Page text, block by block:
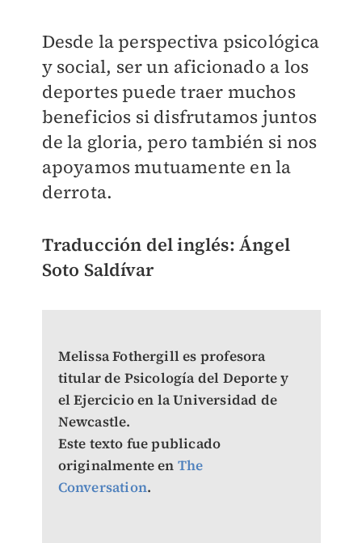
Desde la perspectiva psicológica
y social, ser un aficionado a los
deportes puede traer muchos
beneficios si disfrutamos juntos
de la gloria, pero también si nos
apoyamos mutuamente en la
derrota.
Traducción del inglés: Ángel
Soto Saldívar
Melissa Fothergill es profesora
titular de Psicología del Deporte y
el Ejercicio en la Universidad de
Newcastle.
Este texto fue publicado
originalmente en The
Conversation.